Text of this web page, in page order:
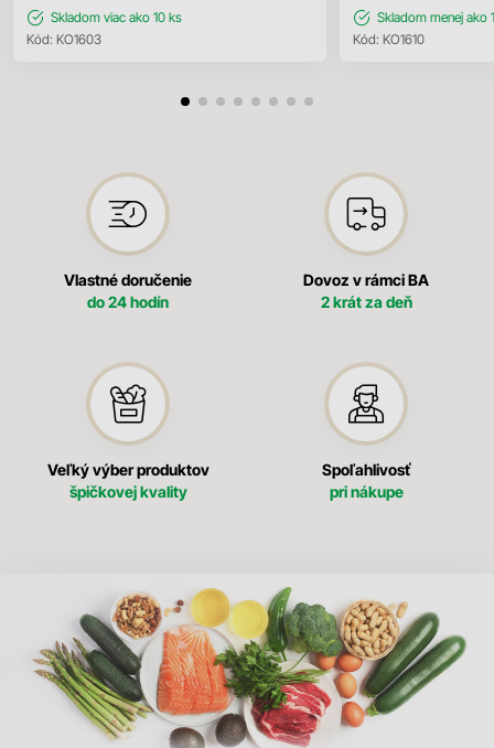
Skladom viac ako 10 ks
Kód: KO1603
Skladom menej ako
Kód: KO1610
Vlastné doručenie
do 24 hodín
Dovoz v rámci BA
2 krát za deň
Veľký výber produktov
špičkovej kvality
Spoľahlivosť
pri nákupe